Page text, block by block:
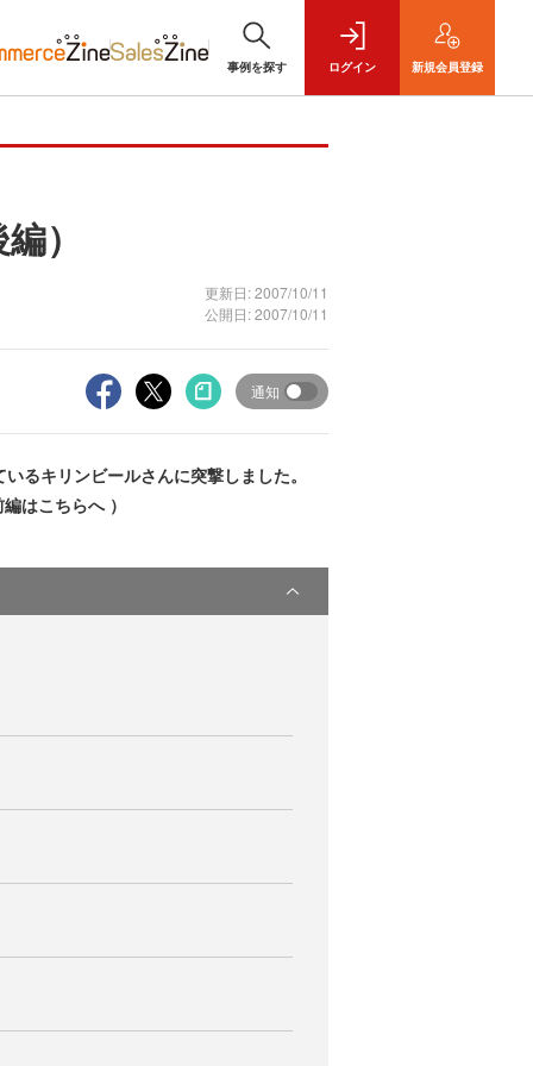
事例を探す ログイン 新規会員登録
）
更新日: 2007/10/11
公開日: 2007/10/11
通知
るキリンビールさんに突撃しました。
はこちらへ ）